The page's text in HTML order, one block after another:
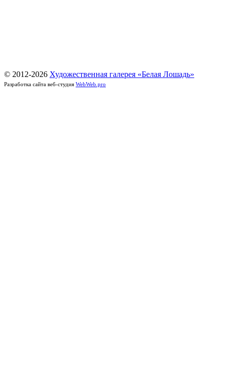
© 2012-2026 Художественная галерея «Белая Лошадь»
Разработка сайта веб-студия WebWeb.pro